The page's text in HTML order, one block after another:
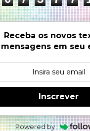
Receba os novos
mensagens em seu
Inscrever
Powered by